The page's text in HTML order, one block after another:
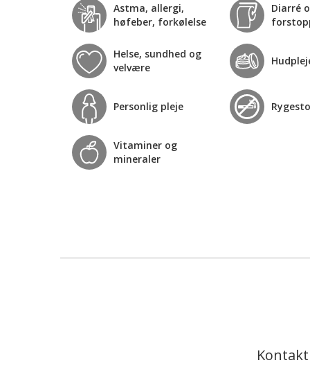
Astma, allergi,
høfeber, forkølelse
Diarré
Helse, sundhed og
velvære
Personlig pleje
Vitaminer og
mineraler